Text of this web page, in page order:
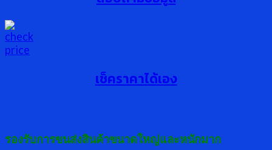
เช็คราคาได้เอง
รองรับการขนส่งสินค้าขนาดใหญ่และหนักมาก